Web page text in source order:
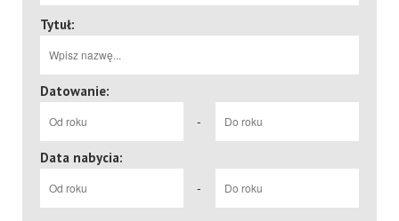
Tytuł:
Datowanie:
-
Data nabycia:
-